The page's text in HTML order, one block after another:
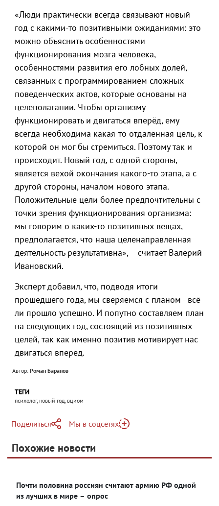
«Люди практически всегда связывают новый
год с какими-то позитивными ожиданиями: это
можно объяснить особенностями
функционирования мозга человека,
особенностями развития его лобных долей,
связанных с программированием сложных
поведенческих актов, которые основаны на
целеполагании. Чтобы организму
функционировать и двигаться вперёд, ему
всегда необходима какая-то отдалённая цель, к
которой он мог бы стремиться. Поэтому так и
происходит. Новый год, с одной стороны,
является вехой окончания какого-то этапа, а с
другой стороны, началом нового этапа.
Положительные цели более предпочтительны с
точки зрения функционирования организма:
мы говорим о каких-то позитивных вещах,
предполагается, что наша целенаправленная
деятельность результативна», – считает Валерий
Ивановский.
Эксперт добавил, что, подводя итоги
прошедшего года, мы сверяемся с планом - всё
ли прошло успешно. И попутно составляем план
на следующих год, состоящий из позитивных
целей, так как именно позитив мотивирует нас
двигаться вперёд.
Автор: Роман Баранов
ТЕГИ
психолог, новый год, вциом
Поделиться
Telegram
Одноклассники
Мы в соцсетях
Яндекс Дзен
Похожие новости
Почти половина россиян считают армию РФ одной
из лучших в мире – опрос